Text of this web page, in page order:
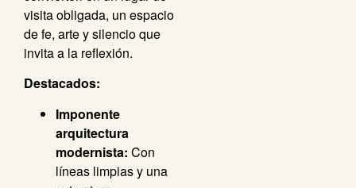
visita obligada, un espacio
de fe, arte y silencio que
invita a la reflexión.
Destacados:
Imponente
arquitectura
modernista: Con
líneas limpias y una